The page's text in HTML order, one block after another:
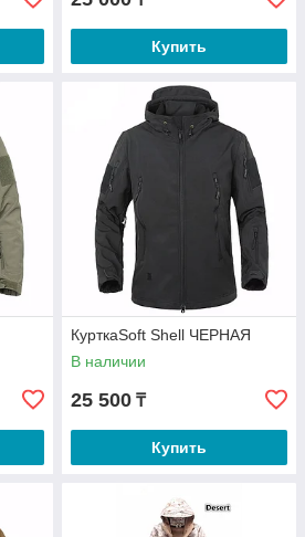
Купить
КурткаSoft Shell ЧЕРНАЯ
В наличии
25 500 ₸
Купить